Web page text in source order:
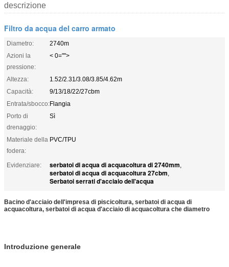
descrizione
Filtro da acqua del carro armato
Diametro:
2740m
Azioni la
pressione:
< 0="">
Altezza:
1.52/2.31/3.08/3.85/4.62m
Capacità:
9/13/18/22/27cbm
Entrata/sbocco:Flangia
Porto di
drenaggio:
Sì
Materiale della
fodera:
PVC/TPU
Evidenziare: serbatoi di acqua di acquacoltura di 2740mm,
serbatoi di acqua di acquacoltura 27cbm,
Serbatoi serrati d'acciaio dell'acqua
Bacino d'acciaio dell'impresa di piscicoltura, serbatoi di acqua di
acquacoltura, serbatoi di acqua d'acciaio di acquacoltura che diametro
Introduzione generale